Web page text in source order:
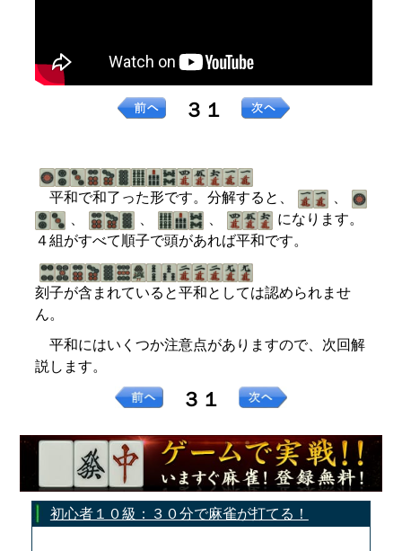
３１
平和で和了った形です。分解すると、
、
、
、 、
になります。
４組がすべて順子で頭があれば平和です。
刻子が含まれていると平和としては認められませ
ん。
平和にはいくつか注意点がありますので、次回解
説します。
３１
初心者１０級：３０分で麻雀が打てる！